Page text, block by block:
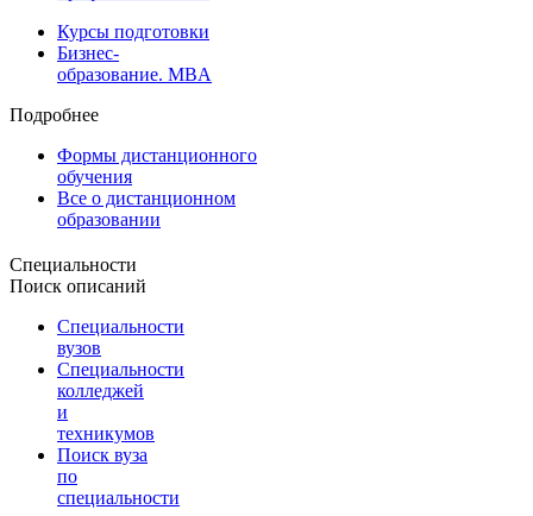
Курсы подготовки
Бизнес-
образование. MBA
Подробнее
Формы дистанционного
обучения
Все о дистанционном
образовании
Специальности
Поиск описаний
Специальности
вузов
Специальности
колледжей
и
техникумов
Поиск вуза
по
специальности